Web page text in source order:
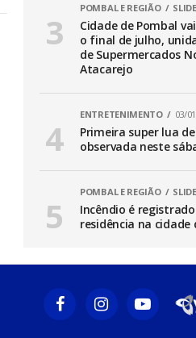
POMBAL E REGIÃO SLIDE
Cidade de Pombal
o final de julho,
de Supermercados
Atacarejo
ENTRETENIMENTO 03/
Primeira super lua
observada neste
POMBAL E REGIÃO SLIDE
Incêndio é
residência na cidade